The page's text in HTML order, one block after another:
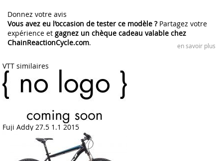
Donnez votre avis
Vous avez eu l’occasion de tester ce modèle ?Partagez votre
expérience et gagnez un chèque cadeau valable chez
ChainReactionCycle.com. en savoir plus
VTT similaires
Fuji Addy 27.5 1.1 2015